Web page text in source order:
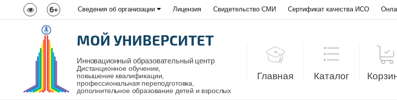
6+ Сведения об организации Лицензия Свидетельство СМИ Сертификат качества ИСО
МОЙ УНИВЕРСИТЕТ
Инновационный образовательный центр
Дистанционное обучение,
повышение квалификации,
профессиональная переподготовка,
дополнительное образование детей и взрослых
Главная Каталог